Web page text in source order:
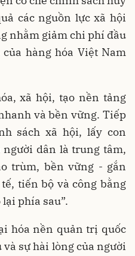
các nguồn lực xã hội
nhằm giảm chi phí đầu
hàng hóa Việt Nam
xã hội, tạo nền tảng
và bền vững. Tiếp
sách xã hội, lấy con
dân là trung tâm,
trùm, bền vững - gắn
tiến bộ và công bằng
phía sau”.
hóa nền quản trị quốc
sự hài lòng của người